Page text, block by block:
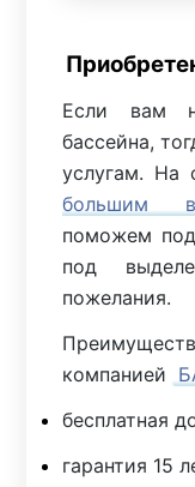
Если вам
бассейна,
услугам. На
большим
поможем
под
пожелания.
компанией
бесплатная
гарантия 15